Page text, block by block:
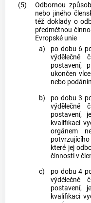
(5)
Odbornou
nebo jiného
též doklady o
předmětnou
Evropské unie
a)
po dobu 6
výdělečně
postavení,
ukončen
nebo
b)
po dobu 3
výdělečně
postavení,
kvalifikaci
orgánem
které jej
činnosti v
c)
po dobu 4
výdělečně
postavení,
kvalifikaci